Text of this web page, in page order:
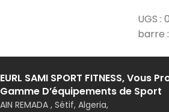
UGS :
barre
EURL SAMI SPORT FITNESS, Vous
Gamme D’équipements de Sport
AIN REMADA , Sétif, Algeria,